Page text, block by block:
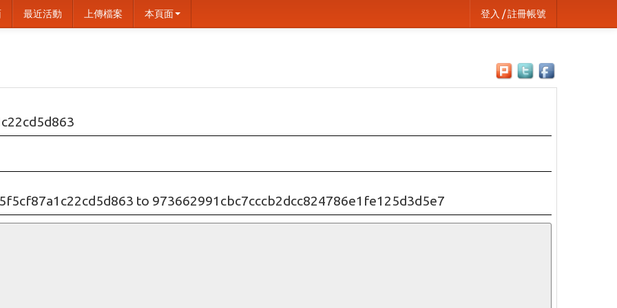
最近活動 上傳檔案 本頁面 登入 / 註冊帳號
to 973662991cbc7cccb2dcc824786e1fe125d3d5e7